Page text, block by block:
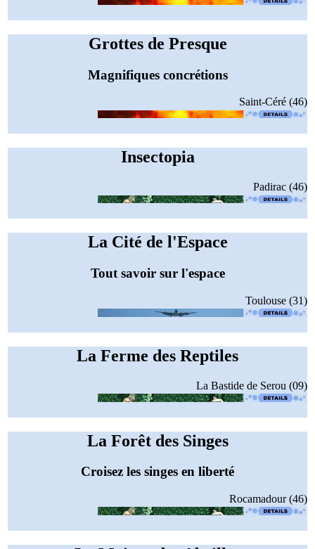
Grottes de Presque
Magnifiques concrétions
Saint-Céré (46)
Insectopia
Padirac (46)
La Cité de l'Espace
Tout savoir sur l'espace
Toulouse (31)
La Ferme des Reptiles
La Bastide de Serou (09)
La Forêt des Singes
Croisez les singes en liberté
Rocamadour (46)